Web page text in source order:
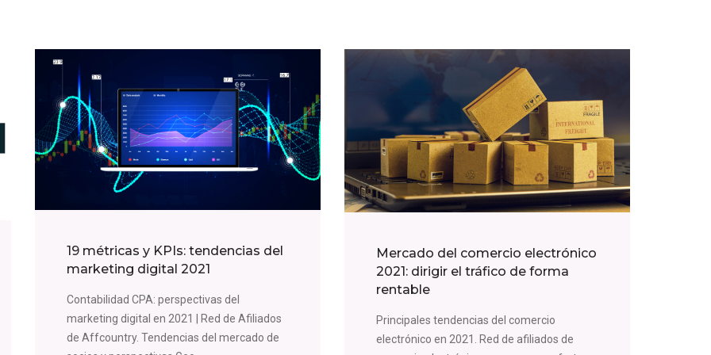
19 métricas y KPIs: tendencias del
marketing digital 2021
Contabilidad CPA: perspectivas del
marketing digital en 2021 | Red de Afiliados
de Affcountry. Tendencias del mercado de
Mercado del comercio electrónico
2021: dirigir el tráfico de forma
rentable
Principales tendencias del comercio
electrónico en 2021. Red de afiliados de